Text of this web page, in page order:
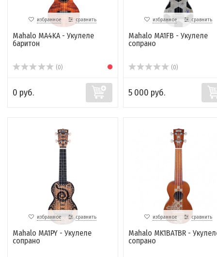
избранное сравнить
Mahalo MA4KA - Укулеле
баритон
(0)
0 руб.
избранное сравнить
Mahalo MA1FB - Укулеле
сопрано
(0)
5 000 руб.
избранное сравнить
Mahalo MA1PY - Укулеле
сопрано
избранное сравнить
Mahalo MK1BATBR -
сопрано